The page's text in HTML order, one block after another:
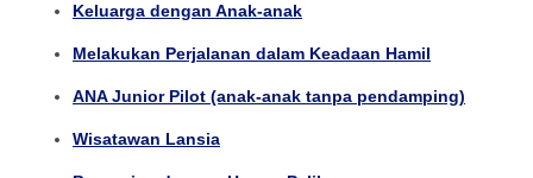
Keluarga dengan Anak-anak
Melakukan Perjalanan dalam Keadaan Hamil
ANA Junior Pilot (anak-anak tanpa pendamping)
Wisatawan Lansia